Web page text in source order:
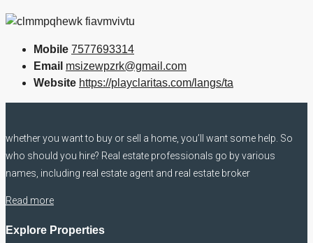
Mobile 7577693314
Email msizewpzrk@gmail.com
Website https://playclaritas.com/langs/ta
whether you want to buy or sell a home, you’ll want some help. So
who should you hire? Real estate professionals go by various
names, including real estate agent and real estate broker
Read more
Explore Properties